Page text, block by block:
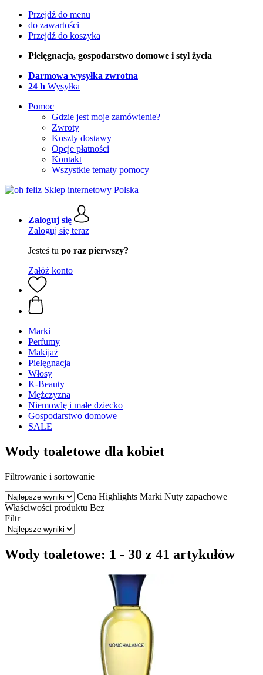
Przejdź do menu
do zawartości
Przejdź do koszyka
Pielęgnacja, gospodarstwo domowe i styl życia
Darmowa wysyłka zwrotna
24 h Wysyłka
Pomoc
Gdzie jest moje zamówienie?
Zwroty
Koszty dostawy
Opcje płatności
Kontakt
Wszystkie tematy pomocy
Zaloguj się
Zaloguj się teraz
Jesteś tu po raz pierwszy?
Załóż konto
Marki
Perfumy
Makijaż
Pielęgnacja
Włosy
K-Beauty
Mężczyzna
Niemowlę i małe dziecko
Gospodarstwo domowe
SALE
Wody toaletowe dla kobiet
Filtrowanie i sortowanie
Cena Highlights Marki Nuty zapachowe
Właściwości produktu Bez
Filtr
Wody toaletowe: 1 - 30 z 41 artykułów